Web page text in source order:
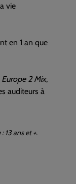
vie
en 1 an que
Europe 2 Mix,
auditeurs à
13 ans et +.